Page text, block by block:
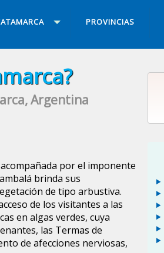
PROVINCIAS
Argentina
por el imponente
brinda sus
de tipo arbustiva.
de los visitantes a las
en algas verdes, cuya
las Termas de
de afecciones nerviosas,